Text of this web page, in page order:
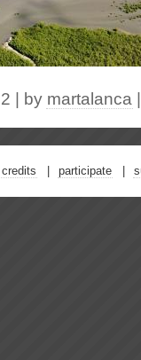
| by martalanca
credits participate